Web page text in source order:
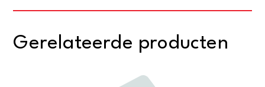
Gerelateerde producten